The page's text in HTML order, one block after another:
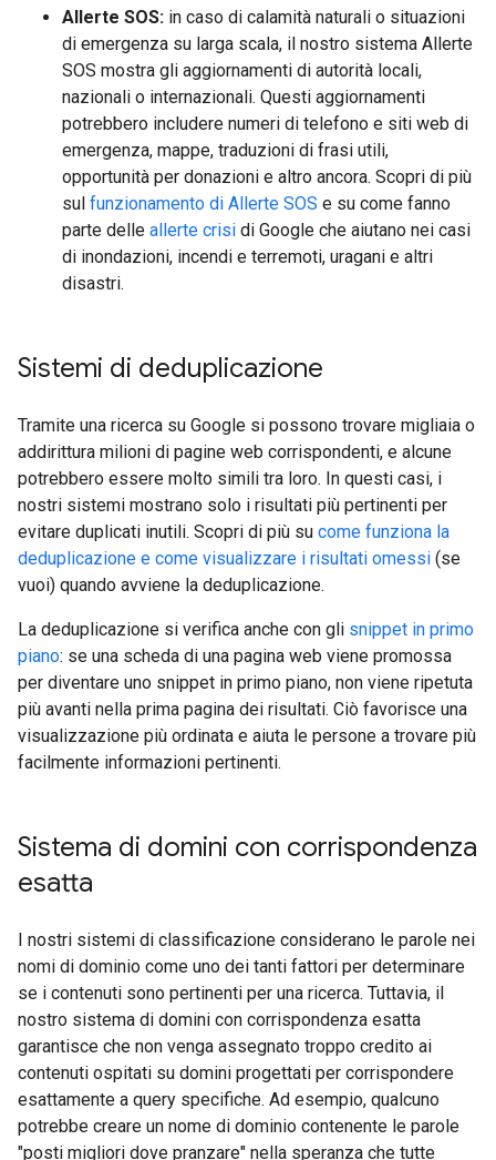
Allerte SOS: in caso di calamità naturali o situazioni
di emergenza su larga scala, il nostro sistema Allerte
SOS mostra gli aggiornamenti di autorità locali,
nazionali o internazionali. Questi aggiornamenti
potrebbero includere numeri di telefono e siti web di
emergenza, mappe, traduzioni di frasi utili,
opportunità per donazioni e altro ancora. Scopri di più
sul funzionamento di Allerte SOS e su come fanno
parte delle allerte crisi di Google che aiutano nei casi
di inondazioni, incendi e terremoti, uragani e altri
disastri.
Sistemi di deduplicazione
Tramite una ricerca su Google si possono trovare migliaia o
addirittura milioni di pagine web corrispondenti, e alcune
potrebbero essere molto simili tra loro. In questi casi, i
nostri sistemi mostrano solo i risultati più pertinenti per
evitare duplicati inutili. Scopri di più su come funziona la
deduplicazione e come visualizzare i risultati omessi (se
vuoi) quando avviene la deduplicazione.
La deduplicazione si verifica anche con gli snippet in primo
piano: se una scheda di una pagina web viene promossa
per diventare uno snippet in primo piano, non viene ripetuta
più avanti nella prima pagina dei risultati. Ciò favorisce una
visualizzazione più ordinata e aiuta le persone a trovare più
facilmente informazioni pertinenti.
Sistema di domini con corrispondenza
esatta
I nostri sistemi di classificazione considerano le parole nei
nomi di dominio come uno dei tanti fattori per determinare
se i contenuti sono pertinenti per una ricerca. Tuttavia, il
nostro sistema di domini con corrispondenza esatta
garantisce che non venga assegnato troppo credito ai
contenuti ospitati su domini progettati per corrispondere
esattamente a query specifiche. Ad esempio, qualcuno
potrebbe creare un nome di dominio contenente le parole
"posti migliori dove pranzare" nella speranza che tutte